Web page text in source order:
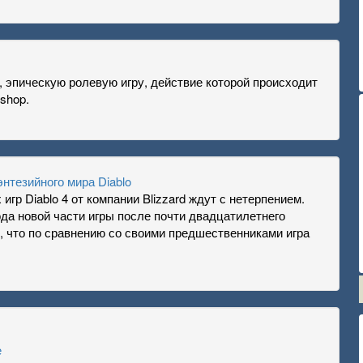
ролевую игру, действие которой происходит
мира Diablo
Diablo 4 от компании Blizzard ждут с нетерпением.
части игры после почти двадцатилетнего
по сравнению со своими предшественниками игра